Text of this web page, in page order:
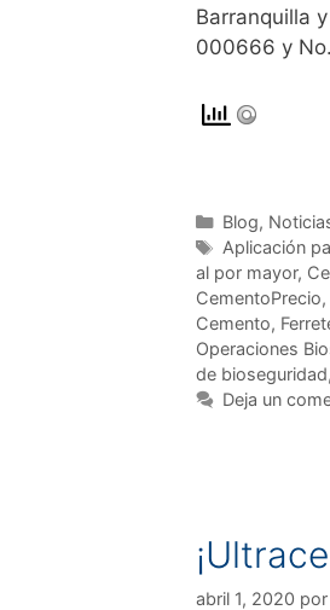
Barranquilla
000666 y
Blog,
Aplicación
al por mayor,
CementoPrecio,
Cemento,
Operaciones
de bioseguridad,
Deja un
abril 1, 2020 por